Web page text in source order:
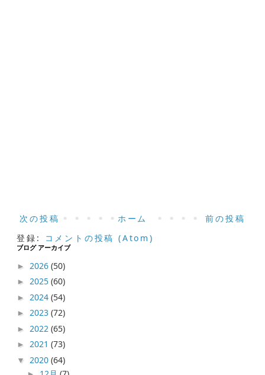
次の投稿 前の投稿
ホーム
登録:
コメントの投稿 (Atom)
ブログ アーカイブ
► 2026(50)
►2025(60)
► 2024(54)
►2023(72)
► 2022(65)
►2021(73)
▼ 2020(64)